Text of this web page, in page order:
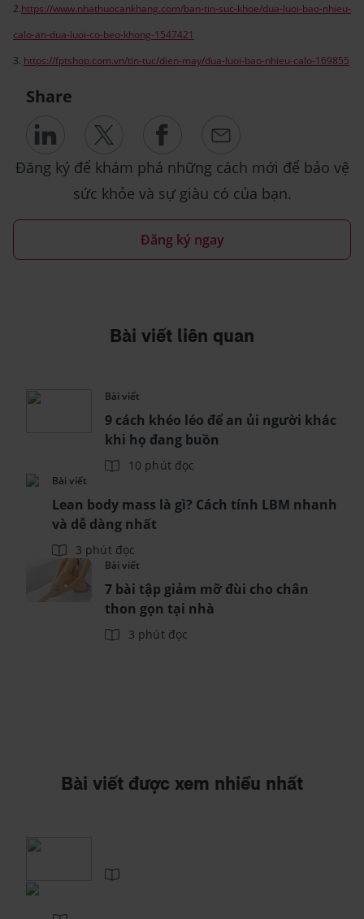
2.https://www.nhathuocankhang.com/ban-tin-suc-khoe/dua-luoi-bao-nhieu-
calo-an-dua-luoi-co-beo-khong-1547421
3. https://fptshop.com.vn/tin-tuc/dien-may/dua-luoi-bao-nhieu-calo-169855
Share
Đăng ký để khám phá những cách mới để bảo vệ
sức khỏe và sự giàu có của bạn.
Đăng ký ngay
Bài viết liên quan
Bài viết
9 cách khéo léo để an ủi người khác
khi họ đang buồn
10 phút đọc
Bài viết
Lean body mass là gì? Cách tính LBM nhanh
và dễ dàng nhất
3 phút đọc
Bài viết
7 bài tập giảm mỡ đùi cho chân
thon gọn tại nhà
3 phút đọc
Bài viết được xem nhiều nhất